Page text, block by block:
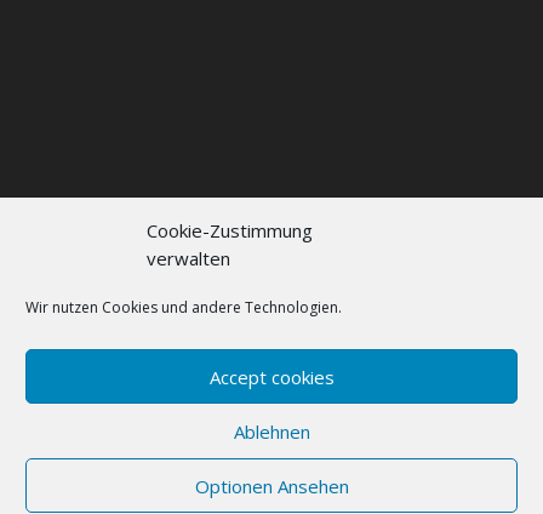
Cookie-Zustimmung
verwalten
Wir nutzen Cookies und andere Technologien.
Accept cookies
Ablehnen
Optionen Ansehen
Kontakt
Elegant Themes
WordPress